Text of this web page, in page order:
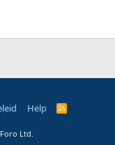
Help
R
Ltd.